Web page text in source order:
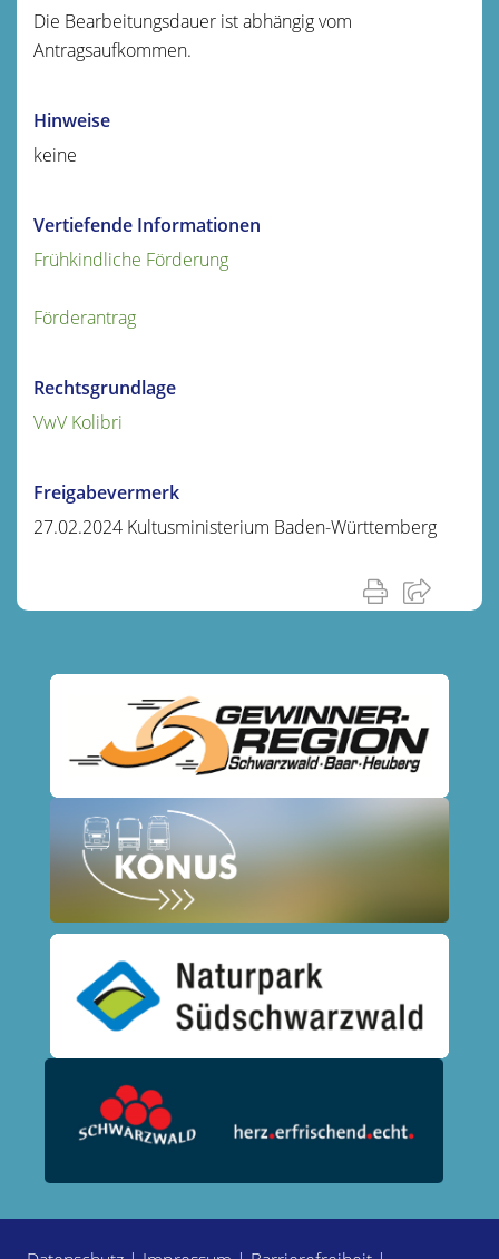
Die Bearbeitungsdauer ist abhängig vom
Antragsaufkommen.
Hinweise
keine
Vertiefende Informationen
Frühkindliche Förderung
Förderantrag
Rechtsgrundlage
VwV Kolibri
Freigabevermerk
27.02.2024 Kultusministerium Baden-Württemberg